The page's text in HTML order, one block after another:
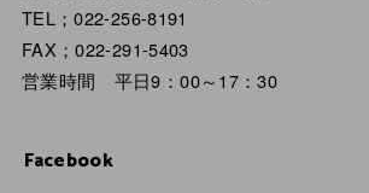
TEL；022-256-8191
FAX；022-291-5403
営業時間 平日9：00～17：30
Facebook